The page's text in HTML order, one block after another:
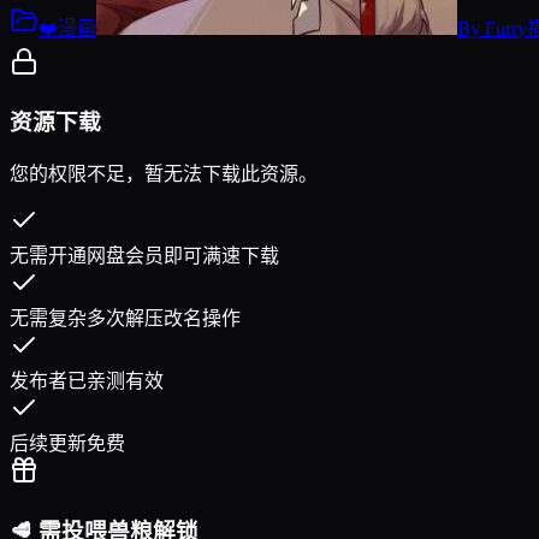
❤️漫画 By Furry
资源下载
您的权限不足，暂无法下载此资源。
无需开通网盘会员即可满速下载
无需复杂多次解压改名操作
发布者已亲测有效
后续更新免费
🥩 需投喂兽粮解锁